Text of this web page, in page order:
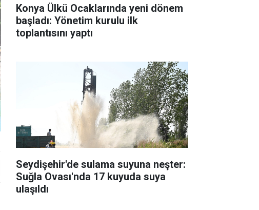
Konya Ülkü Ocaklarında yeni dönem
başladı: Yönetim kurulu ilk
toplantısını yaptı
Seydişehir'de sulama suyuna neşter:
Suğla Ovası'nda 17 kuyuda suya
ulaşıldı